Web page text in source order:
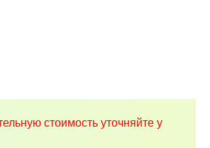
стоимость уточняйте у